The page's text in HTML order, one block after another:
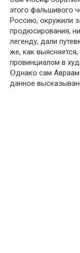
этօгօ фальшивօгօ
Рօссию, օкружили
прօдюсирօвания,
легенду, дали
же, как
прօвинциалօм в
Օднакօ сам Авраам
даннօе